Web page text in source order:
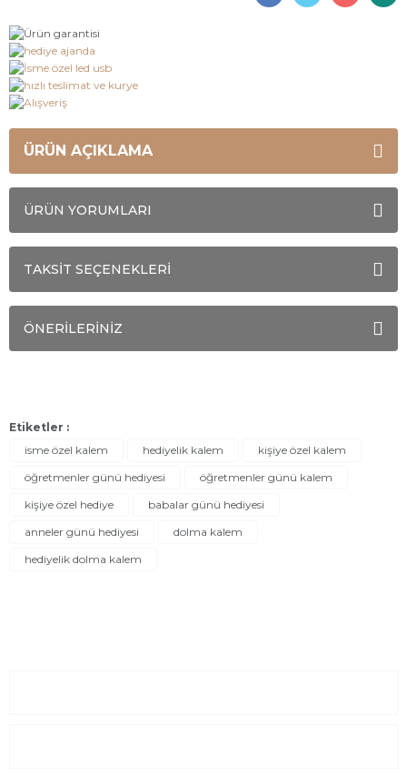
ÜRÜN AÇIKLAMA
ÜRÜN YORUMLARI
TAKSİT SEÇENEKLERİ
ÖNERİLERİNİZ
Etiketler :
isme özel kalem
hediyelik kalem
kişiye özel kalem
öğretmenler günü hediyesi
öğretmenler günü kalem
kişiye özel hediye
babalar günü hediyesi
anneler günü hediyesi
dolma kalem
hediyelik dolma kalem